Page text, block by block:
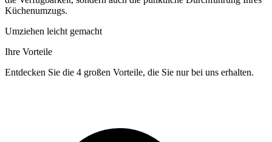
Küchenumzugs.
Umziehen leicht gemacht
Ihre Vorteile
Entdecken Sie die 4 großen Vorteile, die Sie nur bei uns erhalten.